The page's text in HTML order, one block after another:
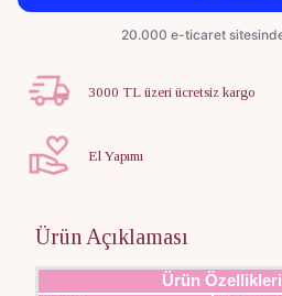
3000 TL üzeri ücretsiz kargo
El Yapımı
Ürün Açıklaması
Ürün Özellikleri